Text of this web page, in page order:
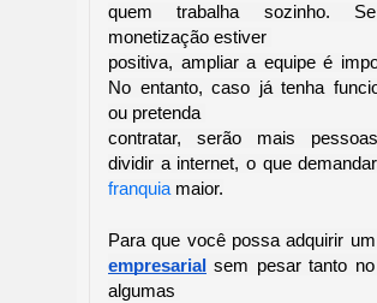
quem trabalha sozinho.
monetização estiver
positiva, ampliar a equipe é
No entanto, caso já tenha
ou pretenda
contratar, serão mais
franquia maior.
Para que você possa adquirir um
empresarial sem pesar tanto no
algumas